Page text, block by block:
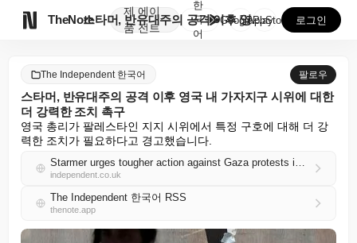
TheNote
제
품
에이
전트
스타머, 반유대주의 공격 이후 영국 내 가자지구 시위에...
한
국
어
GooglePlay
AppStore 로그인
The Independent 한국어 팔로우
스타머, 반유대주의 공격 이후 영국 내 가자지구 시위에 대한
더 강력한 조치 촉구
영국 총리가 팔레스타인 지지 시위에서 특정 구호에 대해 더 강
력한 조치가 필요하다고 경고했습니다.
Starmer urges tougher action against Gaza protests in UK following antisemitic attacks
independent.co.uk
The Independent 한국어 RSS
thenote.app